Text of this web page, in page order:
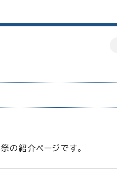
紹介ページです。